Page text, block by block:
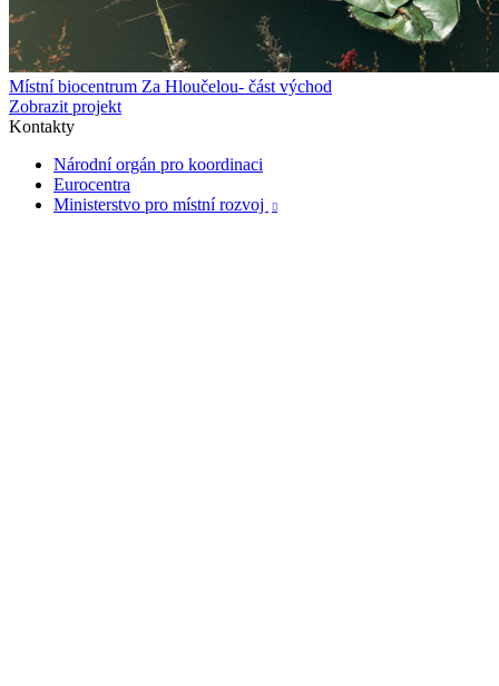
Místní biocentrum Za Hloučelou- část východ
Zobrazit projekt
Kontakty
Národní orgán pro koordinaci
Eurocentra
Ministerstvo pro místní rozvoj
